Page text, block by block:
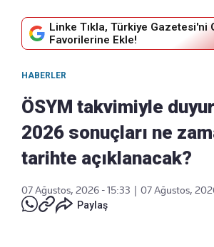
Linke Tıkla, Türkiye Gazetesi'ni
Favorilerine Ekle!
HABERLER
ÖSYM takvimiyle
2026 sonuçları ne
tarihte açıklanacak?
07 Ağustos, 2026 - 15:33
07 Ağustos,
Paylaş